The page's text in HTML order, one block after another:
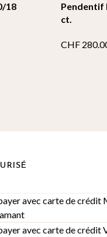
18
Pendentif
ct.
CHF